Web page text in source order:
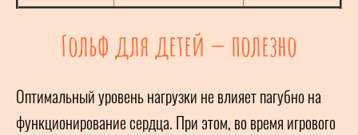
Гольф для детей — полезно
Оптимальный уровень нагрузки не влияет пагубно на
функционирование сердца. При этом, во время игрового